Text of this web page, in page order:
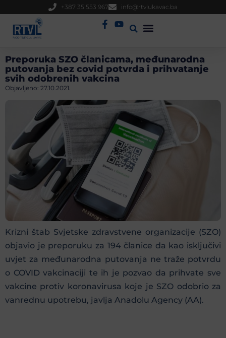
+387 35 553 967 info@rtvlukavac.ba
Preporuka SZO članicama, međunarodna
putovanja bez covid potvrda i prihvatanje
svih odobrenih vakcina
Objavljeno: 27.10.2021.
Krizni štab Svjetske zdravstvene organizacije (SZO)
objavio je preporuku za 194 članice da kao isključivi
uvjet za međunarodna putovanja ne traže potvrdu
o COVID vakcinaciji te ih je pozvao da prihvate sve
vakcine protiv koronavirusa koje je SZO odobrio za
vanrednu upotrebu, javlja Anadolu Agency (AA).